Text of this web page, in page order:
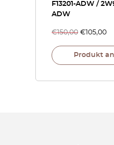
F13201-ADW /
ADW
€150,00 € 105,00
Produkt